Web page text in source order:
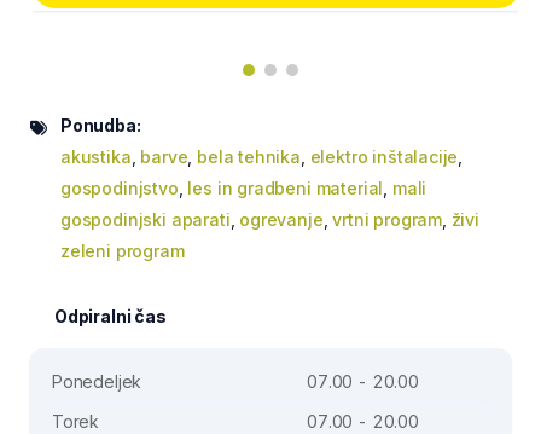
Ponudba:
akustika barve bela tehnika elektro inštalacije
gospodinjstvo les in gradbeni material mali
gospodinjski aparati ogrevanje ,vrtni program, živi
zeleni program
Odpiralni čas
Ponedeljek
07.00 - 20.00
Torek
07.00 - 20.00